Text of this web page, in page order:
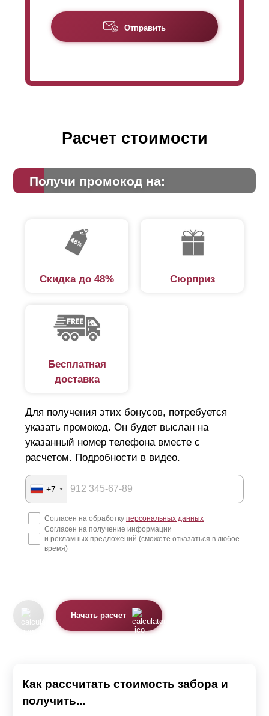
Отправить
Расчет стоимости
Получи промокод на:
Скидка до 48% Сюрприз
Бесплатная
доставка
Для получения этих бонусов, потребуется
указать промокод. Он будет выслан на
указанный номер телефона вместе с
расчетом. Подробности в видео.
+7
Согласен на обработку персональных данных
Согласен на получение информации
и рекламных предложений (сможете отказаться в любое
время)
Начать расчет
Как рассчитать стоимость забора и
получить...